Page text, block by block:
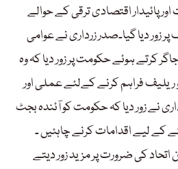
پائیدار اقتصادی ترقی کے حوالے
دیا گیا۔صدر زرداری نے عوامی
کرتے ہوئے حکومت پر زور دیا کہ وہ
فراہم کرنے کےلئے عملی اور
نے زور دیا کہ حکومت کو آئندہ بجٹ
کے لیے اقدامات کرنے چاہئیں ۔
اتحاد کی ضرورت پر مزید زور دیتے